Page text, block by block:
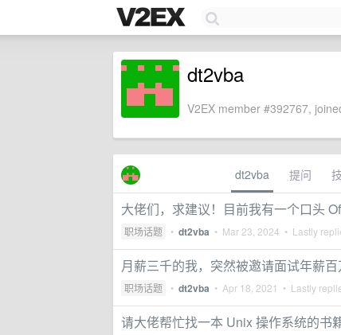
dt2vba
V2EX member #392767,
dt2vba 提问
大佬们，求建议！目前我有一个口头
职场话题 • dt2vba • Mar 23, 2024 • Lastly
月薪三千的我，突然被邀请面试年薪
职场话题 • dt2vba • Apr 18, 2021 • Lastly
请大佬帮忙找一本 Unix 操作系统的书